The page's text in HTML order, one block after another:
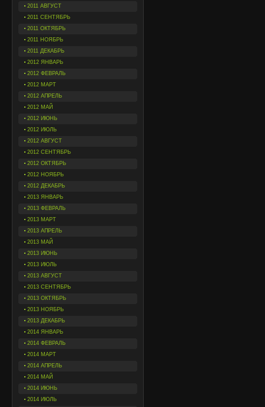
2011 АВГУСТ
2011 СЕНТЯБРЬ
2011 ОКТЯБРЬ
2011 НОЯБРЬ
2011 ДЕКАБРЬ
2012 ЯНВАРЬ
2012 ФЕВРАЛЬ
2012 МАРТ
2012 АПРЕЛЬ
2012 МАЙ
2012 ИЮНЬ
2012 ИЮЛЬ
2012 АВГУСТ
2012 СЕНТЯБРЬ
2012 ОКТЯБРЬ
2012 НОЯБРЬ
2012 ДЕКАБРЬ
2013 ЯНВАРЬ
2013 ФЕВРАЛЬ
2013 МАРТ
2013 АПРЕЛЬ
2013 МАЙ
2013 ИЮНЬ
2013 ИЮЛЬ
2013 АВГУСТ
2013 СЕНТЯБРЬ
2013 ОКТЯБРЬ
2013 НОЯБРЬ
2013 ДЕКАБРЬ
2014 ЯНВАРЬ
2014 ФЕВРАЛЬ
2014 МАРТ
2014 АПРЕЛЬ
2014 МАЙ
2014 ИЮНЬ
2014 ИЮЛЬ